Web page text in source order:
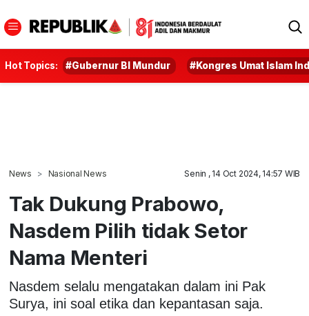
Hot Topics: #Gubernur BI Mundur #Kongres Umat Islam
News Nasional News Senin , 14 Oct 2024, 14:57 WIB
Tak Dukung Prabowo,
Nasdem Pilih tidak Setor
Nama Menteri
Nasdem selalu mengatakan dalam ini Pak
Surya, ini soal etika dan kepantasan saja.